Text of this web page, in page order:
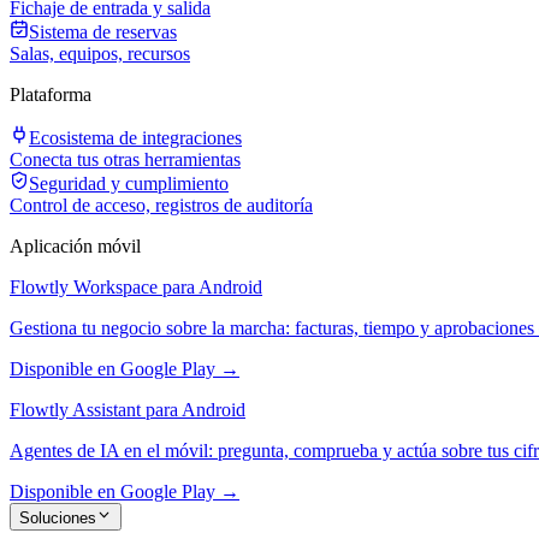
Fichaje de entrada y salida
Sistema de reservas
Salas, equipos, recursos
Plataforma
Ecosistema de integraciones
Conecta tus otras herramientas
Seguridad y cumplimiento
Control de acceso, registros de auditoría
Aplicación móvil
Flowtly Workspace para Android
Gestiona tu negocio sobre la marcha: facturas, tiempo y
Disponible en Google Play →
Flowtly Assistant para Android
Agentes de IA en el móvil: pregunta, comprueba y actúa sobre tus
Disponible en Google Play →
Soluciones